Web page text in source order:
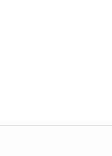
Aydınlatma